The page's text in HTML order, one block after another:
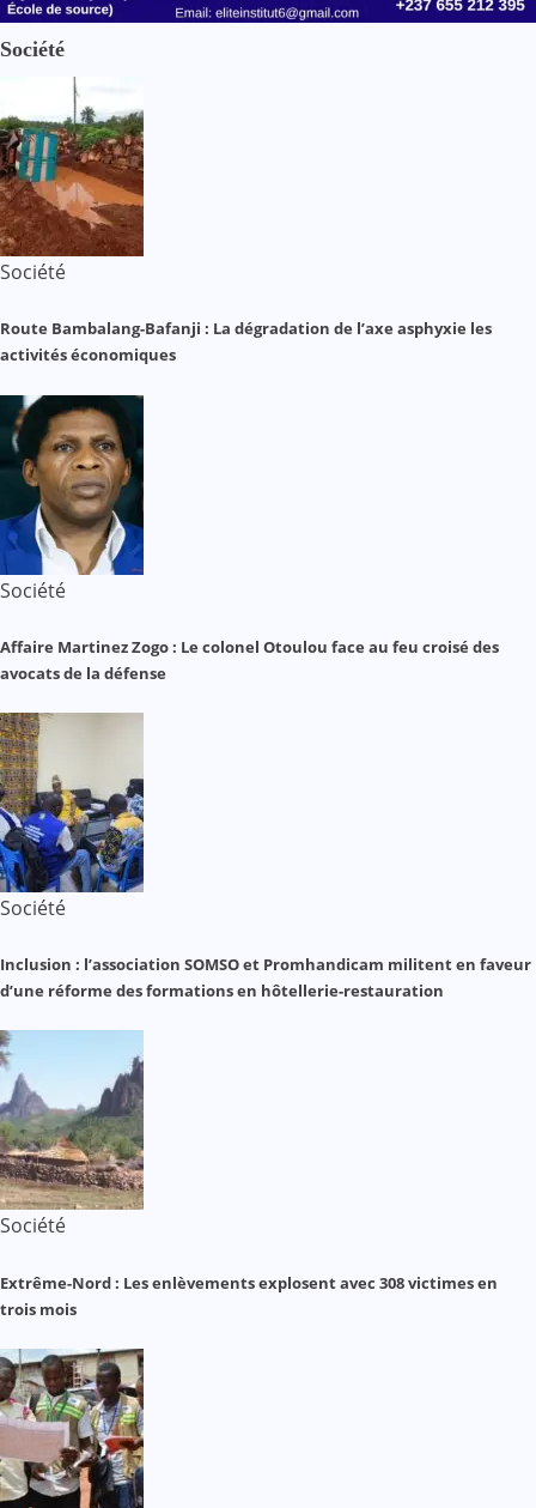
Société
Société
Route Bambalang-Bafanji : La dégradation de l’axe asphyxie les
activités économiques
Société
Affaire Martinez Zogo : Le colonel Otoulou face au feu croisé des
avocats de la défense
Société
Inclusion : l’association SOMSO et Promhandicam militent en faveur
d’une réforme des formations en hôtellerie-restauration
Société
Extrême-Nord : Les enlèvements explosent avec 308 victimes en
trois mois